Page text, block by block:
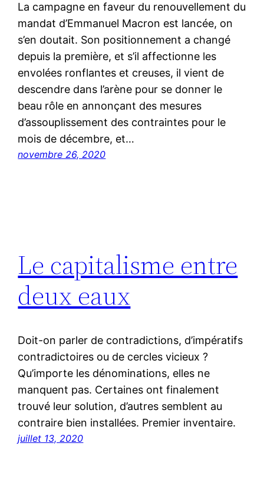
La campagne en faveur du renouvellement du
mandat d’Emmanuel Macron est lancée, on
s’en doutait. Son positionnement a changé
depuis la première, et s’il affectionne les
envolées ronflantes et creuses, il vient de
descendre dans l’arène pour se donner le
beau rôle en annonçant des mesures
d’assouplissement des contraintes pour le
mois de décembre, et…
novembre 26, 2020
Le capitalisme entre
deux eaux
Doit-on parler de contradictions, d’impératifs
contradictoires ou de cercles vicieux ?
Qu’importe les dénominations, elles ne
manquent pas. Certaines ont finalement
trouvé leur solution, d’autres semblent au
contraire bien installées. Premier inventaire.
juillet 13, 2020